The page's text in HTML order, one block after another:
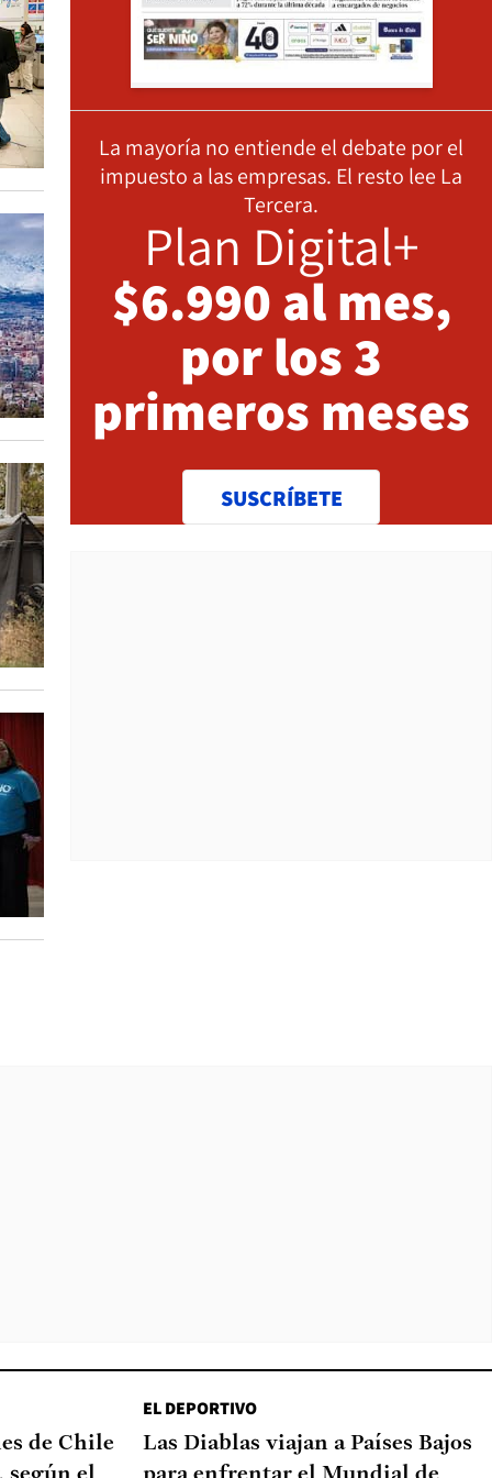
La mayoría no entiende el debate por el
impuesto a las empresas. El resto lee La
Tercera.
Plan Digital+
$6.990 al mes,
por los 3
primeros meses
SUSCRÍBETE
de Chile
EL DEPORTIVO
Las Diablas viajan a Países Bajos